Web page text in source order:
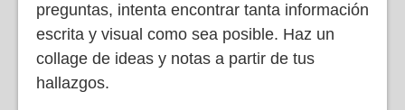
preguntas, intenta encontrar tanta información
escrita y visual como sea posible. Haz un
collage de ideas y notas a partir de tus
hallazgos.